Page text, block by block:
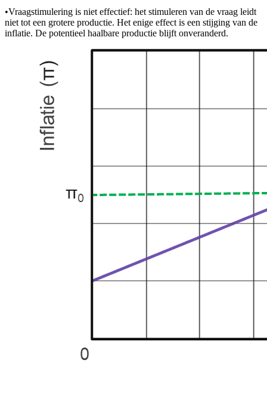
•Vraagstimulering is niet effectief: het stimuleren van de vraag leidt
niet tot een grotere productie. Het enige effect is een stijging van de
inflatie. De potentieel haalbare productie blijft onveranderd.